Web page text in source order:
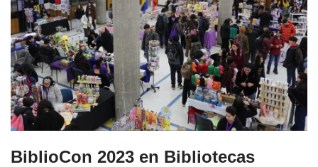
BiblioCon 2023 en Bibliotecas